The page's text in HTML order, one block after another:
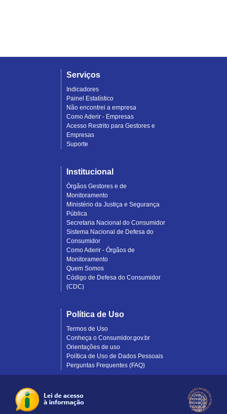
Serviços
Indicadores
Painel Estatístico
Não encontrei a empresa
Como Aderir - Empresas
Acesso Restrito para Gestores e
Empresas
Suporte
Institucional
Órgãos Gestores e de
Monitoramento
Ministério da Justiça e Segurança
Pública
Secretaria Nacional do Consumidor
Sistema Nacional de Defesa do
Consumidor
Como Aderir - Órgãos de
Monitoramento
Quem Somos
Código de Defesa do Consumidor
(CDC)
Política de Uso
Termos de Uso
Conheça o Consumidor.gov.br
Orientações de uso
Política de Uso de Dados Pessoais
Perguntas Frequentes (FAQ)